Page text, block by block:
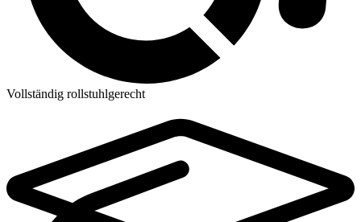
Vollständig rollstuhlgerecht